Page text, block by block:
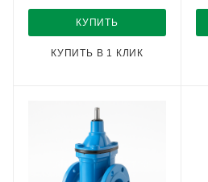
КУПИТЬ
КУПИТЬ В 1 КЛИК